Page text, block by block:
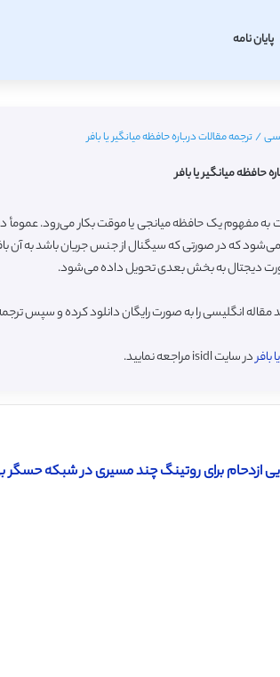
پایان نامه
/ترجمه مقالات درباره حافظه میانگیر یا بافر
حافظه میانگیر یا بافر
مفهوم یک حافظه میانجی یا موقت بکار می‌رود. عمومأ
که در صورتی که سیگنال از جنس جریان باشد به آن
دیجتال به بخش بعدی تحویل داده می‌شود.
مقاله انگلیسی را به صورت رایگان دانلود کرده و سپس
در سایت isidl مراجعه نمایید.